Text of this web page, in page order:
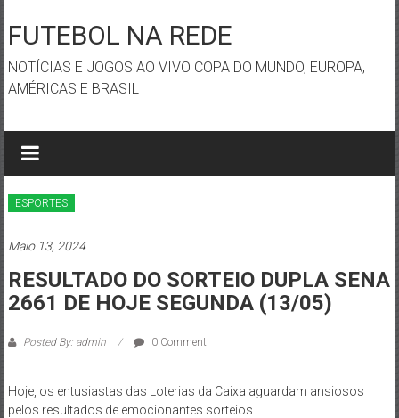
to
content
FUTEBOL NA REDE
NOTÍCIAS E JOGOS AO VIVO COPA DO MUNDO, EUROPA,
AMÉRICAS E BRASIL
ESPORTES
Maio 13, 2024
RESULTADO DO SORTEIO DUPLA SENA
2661 DE HOJE SEGUNDA (13/05)
Posted By: admin 0 Comment
Hoje, os entusiastas das Loterias da Caixa aguardam ansiosos
pelos resultados de emocionantes sorteios.